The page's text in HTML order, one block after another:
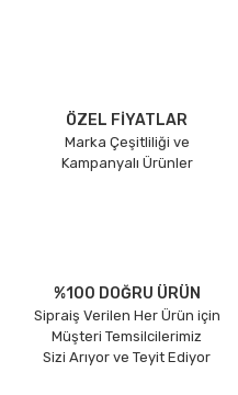
ÖZEL FİYATLAR
Marka Çeşitliliği ve
Kampanyalı Ürünler
%100 DOĞRU ÜRÜN
Sipraiş Verilen Her Ürün için
Müşteri Temsilcilerimiz
Sizi Arıyor ve Teyit Ediyor